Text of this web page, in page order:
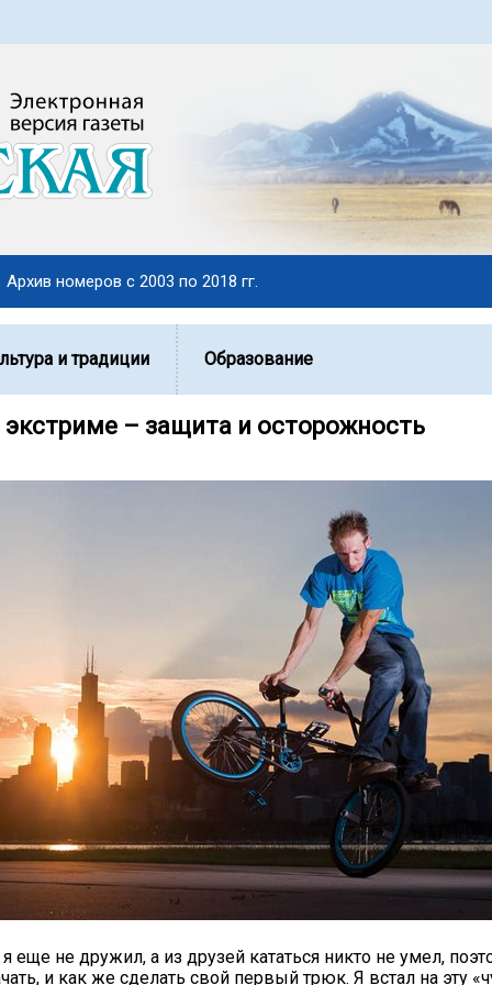
Архив номеров с 2003 по 2018 гг.
и традиции Образование
экстриме – защита и осторожность
еще не дружил, а из друзей кататься никто не умел,
и как же сделать свой первый трюк. Я встал на эту